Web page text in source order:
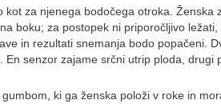
za njenega bodočega otroka. Ženska
boku; za postopek ni priporočljivo ležati,
in rezultati snemanja bodo popačeni.
senzor zajame srčni utrip ploda, drugi
ki ga ženska položi v roke in